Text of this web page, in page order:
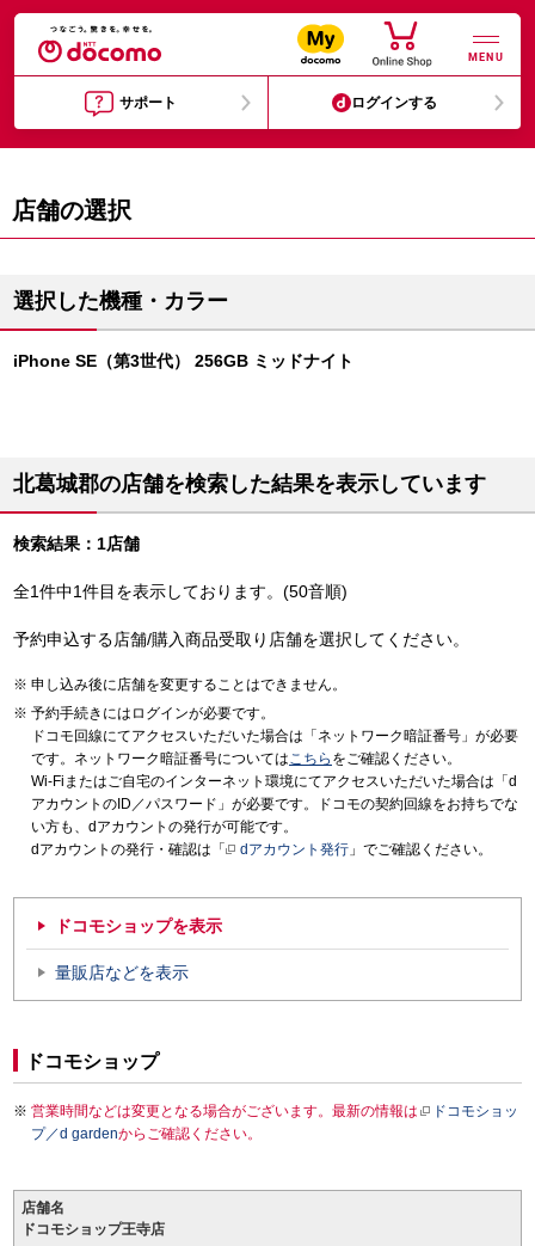
MENU
サポート ログインする
店舗の選択
選択した機種・カラー
iPhone SE（第3世代） 256GB ミッドナイト
北葛城郡の店舗を検索した結果を表示しています
検索結果：1店舗
全1件中1件目を表示しております。(50音順)
予約申込する店舗/購入商品受取り店舗を選択してください。
申し込み後に店舗を変更することはできません。
予約手続きにはログインが必要です。
ドコモ回線にてアクセスいただいた場合は「ネットワーク暗証番号」が必要
です。ネットワーク暗証番号についてはこちら をご確認ください。
Wi-Fiまたはご自宅のインターネット環境にてアクセスいただいた場合は「d
アカウントのID／パスワード」が必要です。ドコモの契約回線をお持ちでな
い方も、dアカウントの発行が可能です。
dアカウントの発行・確認は「
dアカウント発行 」でご確認ください。
ドコモショップを表示
量販店などを表示
ドコモショップ
営業時間などは変更となる場合がございます。最新の情報は
ドコモショッ
プ／d gardenからご確認ください。
店舗名
ドコモショップ王寺店